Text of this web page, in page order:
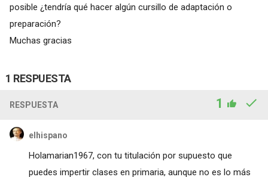
posible ¿tendría qué hacer algún cursillo de adaptación o
preparación?
Muchas gracias
1 RESPUESTA
RESPUESTA 1
elhispano
Holamarian1967, con tu titulación por supuesto que
puedes impertir clases en primaria, aunque no es lo más